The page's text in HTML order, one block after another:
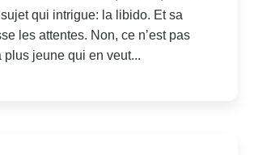
qui intrigue: la libido. Et sa
les attentes. Non, ce n’est pas
plus jeune qui en veut...